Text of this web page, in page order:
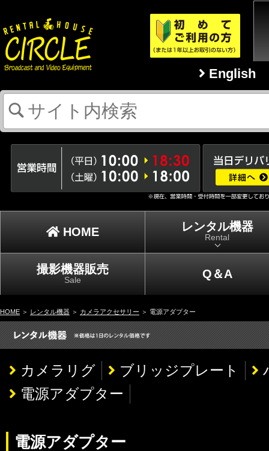
English
HOME レンタル機器
Rental
撮影機器販売
Sale Q＆A
HOME ＞ レンタル機器 ＞ カメラアクセサリー ＞ 電源アダプター
カメラリグ ブリッジプレート
電源アダプター
電源アダプター